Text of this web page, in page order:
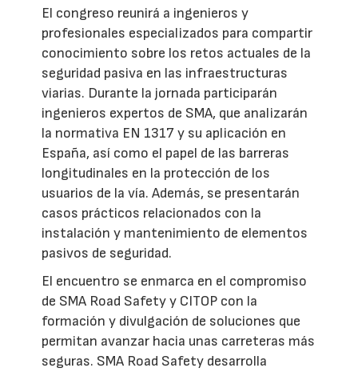
El congreso reunirá a ingenieros y
profesionales especializados para compartir
conocimiento sobre los retos actuales de la
seguridad pasiva en las infraestructuras
viarias. Durante la jornada participarán
ingenieros expertos de SMA, que analizarán
la normativa EN 1317 y su aplicación en
España, así como el papel de las barreras
longitudinales en la protección de los
usuarios de la vía. Además, se presentarán
casos prácticos relacionados con la
instalación y mantenimiento de elementos
pasivos de seguridad.
El encuentro se enmarca en el compromiso
de SMA Road Safety y CITOP con la
formación y divulgación de soluciones que
permitan avanzar hacia unas carreteras más
seguras. SMA Road Safety desarrolla